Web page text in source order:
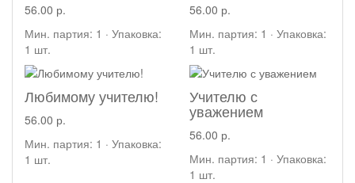
56.00 р.
Мин. партия: 1 · Упаковка:
1 шт.
56.00 р.
Мин. партия: 1 · Упаковка:
1 шт.
Любимому учителю!
56.00 р.
Мин. партия: 1 · Упаковка:
1 шт.
Учителю с
уважением
56.00 р.
Мин. партия: 1 · Упаковка:
1 шт.